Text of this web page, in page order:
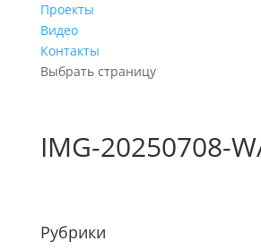
Проекты
Видео
Контакты
Выбрать страницу
IMG-20250708-
Рубрики